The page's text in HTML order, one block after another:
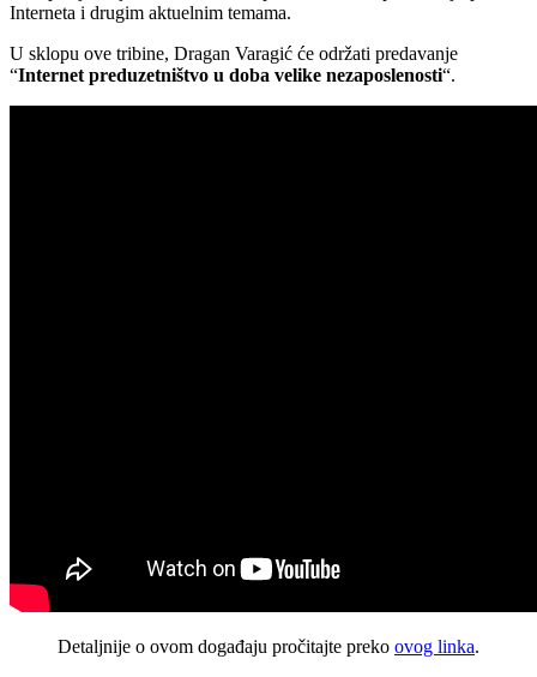
Interneta i drugim aktuelnim temama.
U sklopu ove tribine, Dragan Varagić će održati predavanje
“Internet preduzetništvo u doba velike nezaposlenosti“.
Detaljnije o ovom događaju pročitajte preko ovog linka.